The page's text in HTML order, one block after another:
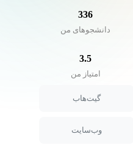
336
دانشجو‌های من
3.5
امتیاز من
گیت‌هاب
وب‌سایت